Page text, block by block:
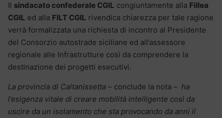
Il sindacato confederale CGIL congiuntamente alla Fillea
CGIL ed alla FILT CGIL rivendica chiarezza per tale ragione
verrà formalizzata una richiesta di incontro al Presidente
del Consorzio autostrade siciliane ed all’assessore
regionale alle Infrastrutture così da comprendere la
destinazione dei progetti esecutivi.
La provincia di Caltanissetta – conclude la nota – ha
l’esigenza vitale di creare mobilità intelligente così da
uscire da un isolamento che sta provocando da anni il